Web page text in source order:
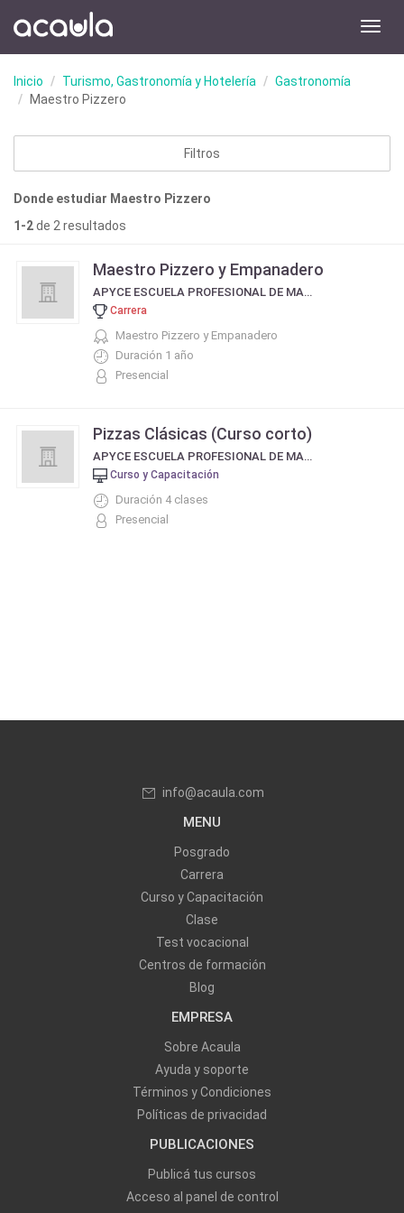
Inicio Turismo, Gastronomía y Hotelería
Gastronomía
Maestro Pizzero
Filtros
Donde estudiar Maestro Pizzero
1-2de 2 resultados
Maestro Pizzero y Empanadero
APYCE ESCUELA PROFESIONAL DE MAESTROS PIZZEROS EMPANADEROS Y COCINEROS
Carrera
Maestro Pizzero y Empanadero
Duración 1 año
Presencial
Pizzas Clásicas (Curso corto)
APYCE ESCUELA PROFESIONAL DE MAESTROS PIZZEROS EMPANADEROS Y COCINEROS
Curso y Capacitación
Duración 4 clases
Presencial
info@acaula.com
MENU
Posgrado
Carrera
Curso y Capacitación
Clase
Test vocacional
Centros de formación
Blog
EMPRESA
Sobre Acaula
Ayuda y soporte
Términos y Condiciones
Políticas de privacidad
PUBLICACIONES
Publicá tus cursos
Acceso al panel de control